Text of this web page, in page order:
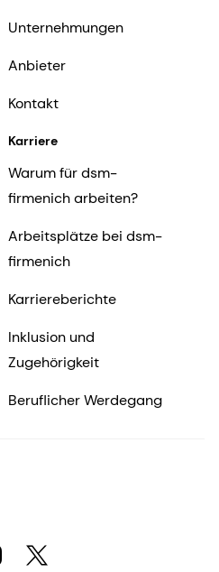
Unternehmungen
Anbieter
Kontakt
Karriere
Warum für dsm-
firmenich arbeiten?
Arbeitsplätze bei dsm-
firmenich
Karriereberichte
Inklusion und
Zugehörigkeit
Beruflicher Werdegang